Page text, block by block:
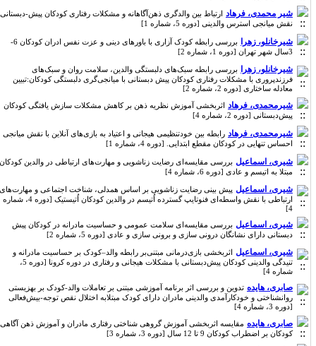
شیر محمدی، فرهاد ارتباط بین والدگری ذهن‌آگاهانه و مشکلات رفتاری کودکان پیش-دبستانی:
نقش میانجی استرس والدینی [دوره 5، شماره 1]
شیرخانلو، زهرا
بررسی رابطه کودک آزاری با باورهای دینی و عزت نفس ادران کودکان 6-
3سال شهر تهران [دوره 1، شماره 2]
شیرخانلو، زهرا بررسی رابطه سبک‌های دلبستگی والدین، سلامت روان و سبک‌های
فرزندپروری با مشکلات رفتاری کودکان پیش دبستانی با میانجی‌گری دلبستگی کودکان:تبیین
معادله ساختاری [دوره 2، شماره 2]
شیرمحمدی، فرهاد اثربخشی آموزش نظریه ذهن بر کاهش مشکلات سازش یافتگی کودکان
پیش‌دبستانی [دوره 2، شماره 4]
شیرمحمدی، فرهاد رابطه بین خودتنظیمی هیجانی و اعتیاد به بازی‌های آنلاین با نقش میانجی
احساس تنهایی در کودکان مقطع ابتدایی. [دوره 4، شماره 1]
شیری، اسماعیل بررسی مقایسه‌ای رضایت زناشویی و مهارت‌های ارتباطی در والدین کودکان
مبتلا به اتیسم و عادی [دوره 6، شماره 4]
شیری، اسماعیل پیش بینی رضایت زناشویی بر اساس همدلی، شناخت اجتماعی و مهارت‌های
ارتباطی با نقش واسطه‌ای فنوتایپ گسترده اُتیسم در والدین کودکان اُتیستیک [دوره 4، شماره
4]
شیری، اسماعیل بررسی مقایسه‌ای سلامت عمومی و حساسیت مادرانه در کودکان پیش
دبستانی دارای نشانگان درونی سازی و برونی سازی و عادی [دوره 5، شماره 2]
شیری، اسماعیل اثربخشی بازی‌درمانی مبتنی‌بر رابطه والد–کودک بر حساسیت مادرانه و
تنیدگی والدینی کودکان پیش‌دبستانی با مشکلات هیجانی و رفتاری در دوره کرونا‌ [دوره 5،
شماره 4]
صابری، هایده تدوین و بررسی اثر برنامه آموزشی مبتنی بر تعاملات والد-کودک بر بهزیستی
روانشناختی و خودکارآمدی والدینی مادران دارای کودک مبتلابه اختلال نقص توجه-بیش‌فعالی
[دوره 3، شماره 4]
صابری، هایده مقایسه اثربخشی آموزش گروهی شناختی رفتاری مادران و آموزش ذهن آگاهی
کودکان بر اضطراب کودکان 9 تا 12 سال [دوره 3، شماره 3]